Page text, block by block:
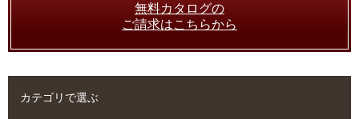
無料カタログの
ご請求はこちらから
カテゴリで選ぶ